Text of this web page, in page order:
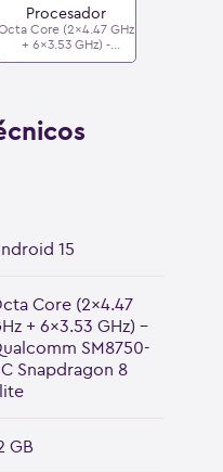
Procesador
Core (2x4.47 GHz
+ 6x3.53 GHz) -
SM8750-AC
15
Core (2x4.47
+ 6x3.53 GHz) -
SM8750-
Snapdragon 8
GB